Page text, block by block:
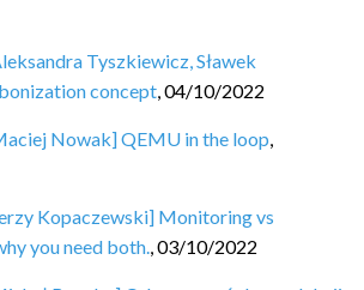
Tyszkiewicz, Sławek
concept,04/10/2022
Nowak] QEMU in the loop,
Kopaczewski] Monitoring vs
you need both.,03/10/2022